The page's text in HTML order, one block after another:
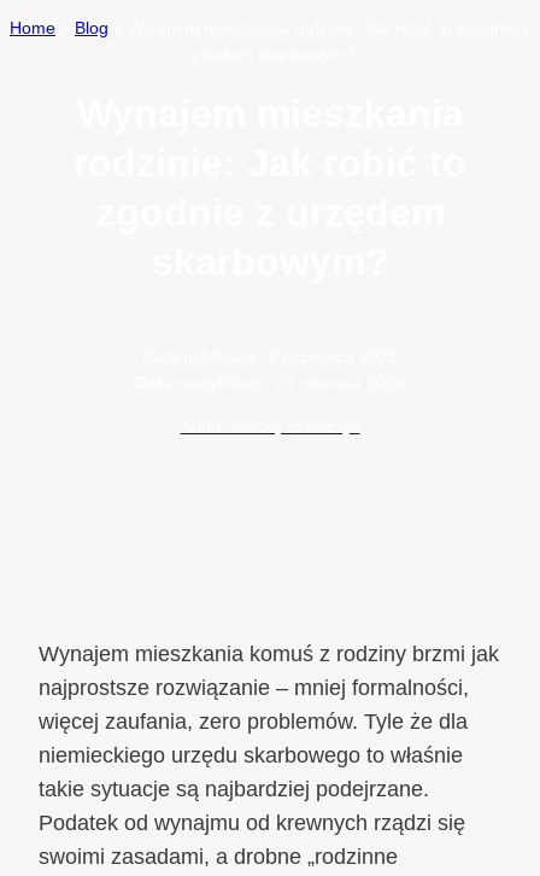
Home Blog
Wynajem mieszkania komuś z rodziny brzmi jak
najprostsze rozwiązanie – mniej formalności,
więcej zaufania, zero problemów. Tyle że dla
niemieckiego urzędu skarbowego to właśnie
takie sytuacje są najbardziej podejrzane.
Podatek od wynajmu od krewnych rządzi się
swoimi zasadami, a drobne „rodzinne